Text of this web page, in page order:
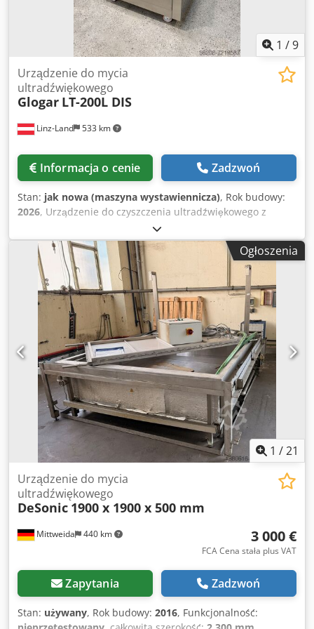
1 /9
Linz-Land 533 km
Urządzenie do mycia
ultradźwiękowego
Glogar LT-200L DIS
Informacja o cenie Zadzwoń
Stan: jak nowa (maszyna wystawiennicza), Rok budowy:
2026, Urządzenie do czyszczenia ultradźwiękowego z
pneumatycznym podnośnikiem do załadunku i odkładania
oraz funkcją oscylacji podczas procesu czyszczenia. wraz
ze spryskiwaczem powierzchni/separatorrem oleju.
Wymiary platformy: ok. 670 x 420 mm maks. wysokość
użytkowa: ok. 300 mm Djdpoh Rmpdofx Afnjck maks.
udźwig podnośnika: 100 kg Pojemność: 200 litrów (wraz z
separatorem oleju) Materiał wanny i obudowy zewnętrznej:
stal nierdzewna 1.4301 Moc ultradźwięków (dźwięk
podstawowy): 1600 watów (efektywna) / 3200 watów
(maksymalna) Częstotliwość 38 kHz (dzięki temu
urządzenie nadaje się również do czyszczenia aluminium i
metali kolorowych) wraz z kontrolą poziomu i
zabezpieczeniem przed pracą na sucho Urządzenie
wyposażone w kółka (mobilne) Moc przyłączeniowa
elektryczna (całkowita): 8 kW Wymiary zewnętrzne: 1300 x
1000 x 1000 (wysokość) mm Całkowita wysokość, w tym
podnośnik i otwarta pokrywa: 1500 mm
Ogłoszenia
1 /21
Mittweida 440 km
Urządzenie do mycia
ultradźwiękowego
DeSonic 1900 x 1900 x 500 mm
3 000 €
FCA Cena stała plus VAT
Zapytania Zadzwoń
Stan: używany, Rok budowy: 2016, Funkcjonalność: